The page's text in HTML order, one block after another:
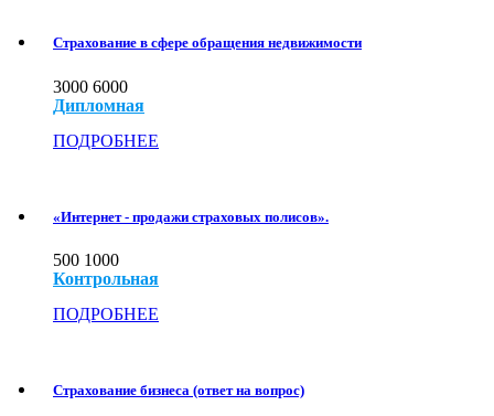
Страхование в сфере обращения недвижимости
3000 6000
Дипломная
ПОДРОБНЕЕ
«Интернет - продажи страховых полисов».
500 1000
Контрольная
ПОДРОБНЕЕ
Страхование бизнеса (ответ на вопрос)